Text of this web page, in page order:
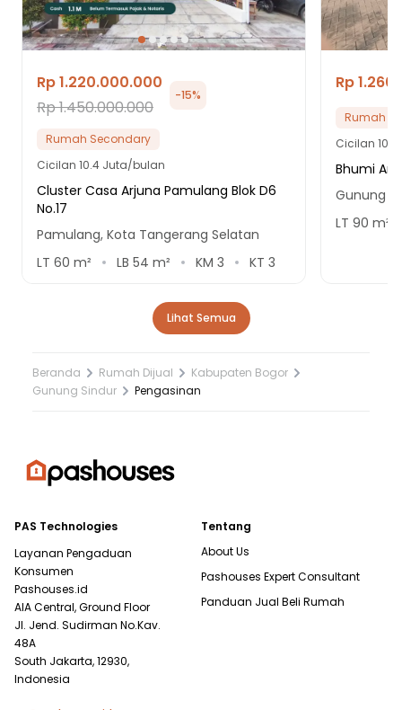
Rp 1.220.000.000
Rp 1.450.000.000
-15%
Rumah Secondary
Cicilan 10.4 Juta/bulan
Cluster Casa Arjuna Pamulang Blok D6
No.17
Pamulang, Kota Tangerang Selatan
LT 60 m² LB 54 m² KM 3 KT 3
Rp
Rumah
Cicilan
Bhumi
Gunung
LT 90 m²
Lihat Semua
Beranda Rumah Dijual
Kabupaten Bogor
Gunung Sindur
Pengasinan
PAS Technologies
Layanan Pengaduan
Konsumen
Pashouses.id
AIA Central, Ground Floor
Jl. Jend. Sudirman No.Kav.
48A
South Jakarta, 12930,
Indonesia
Tentang
About Us
Pashouses Expert Consultant
Panduan Jual Beli Rumah